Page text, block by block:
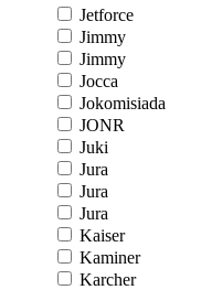
Jetforce
Jimmy
Jimmy
Jocca
Jokomisiada
JONR
Juki
Jura
Jura
Jura
Kaiser
Kaminer
Karcher